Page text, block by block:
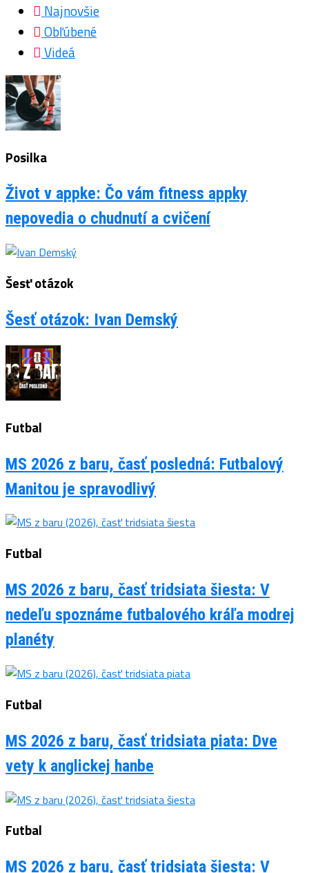
Najnovšie
Obľúbené
Videá
Posilka
Život v appke: Čo vám fitness appky
nepovedia o chudnutí a cvičení
Šesť otázok
Šesť otázok: Ivan Demský
Futbal
MS 2026 z baru, časť posledná: Futbalový
Manitou je spravodlivý
Futbal
MS 2026 z baru, časť tridsiata šiesta: V
nedeľu spoznáme futbalového kráľa modrej
planéty
Futbal
MS 2026 z baru, časť tridsiata piata: Dve
vety k anglickej hanbe
Futbal
MS 2026 z baru, časť tridsiata šiesta: V